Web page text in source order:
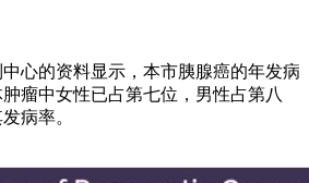
心的资料显示，本市胰腺癌的年发病
瘤中女性已占第七位，男性占第八
病率。